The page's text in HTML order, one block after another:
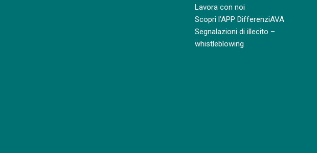
Lavora con noi
Scopri l’APP DifferenziAVA
Segnalazioni di illecito –
whistleblowing